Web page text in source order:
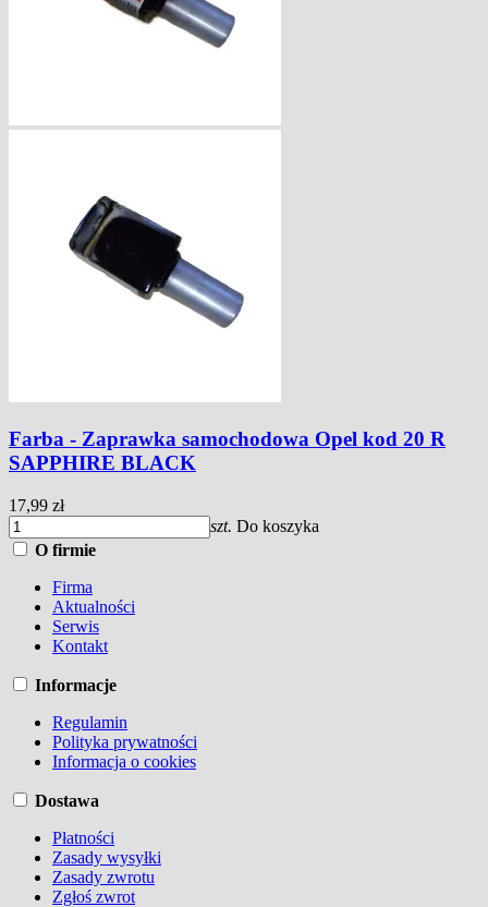
Farba - Zaprawka samochodowa Opel kod 20 R
SAPPHIRE BLACK
17,99 zł
szt. Do koszyka
O firmie
Firma
Aktualności
Serwis
Kontakt
Informacje
Regulamin
Polityka prywatności
Informacja o cookies
Dostawa
Płatności
Zasady wysyłki
Zasady zwrotu
Zgłoś zwrot